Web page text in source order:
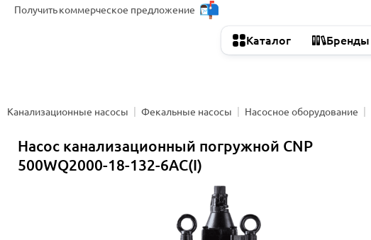
Получитькоммерческое предложение
Каталог Бренды
Канализационные насосы Фекальные насосы Насосное оборудование
Насос канализационный погружной CNP
500WQ2000-18-132-6AC(I)